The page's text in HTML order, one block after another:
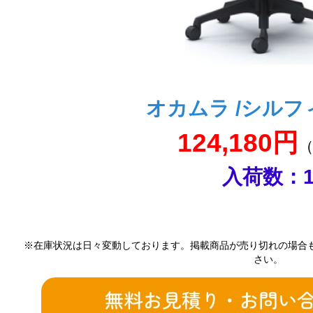
オカムラ /シルフ
124,180円
入荷数：
※在庫状況は日々変動しております。掲載商品が売り切れの場合
さい。